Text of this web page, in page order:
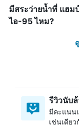
มีสระว่ายน้ำที่ แฮ
ไอ-95 ไหม?
รีวิวนับ
มีคะแนน
เช่นเดีย